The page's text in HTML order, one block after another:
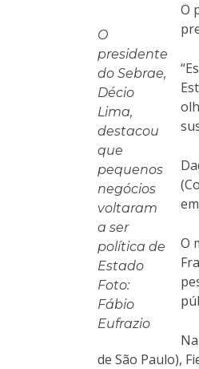
O
presidente
do Sebrae,
Décio
Lima,
destacou
que
pequenos
negócios
voltaram
a ser
política de
Estado
Foto:
Fábio
Eufrazio
O
O
de São Paulo),